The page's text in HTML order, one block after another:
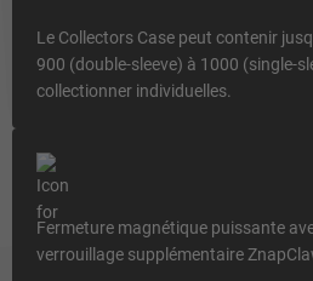
Le Collectors Case peut contenir
900 (double-sleeve) à 1000 (single-
collectionner individuelles.
Fermeture magnétique puissante
verrouillage supplémentaire